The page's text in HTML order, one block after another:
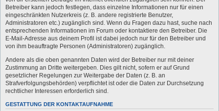
Betreiber kann jedoch festlegen, dass einzelne Informationen nur für einen
eingeschränkten Nutzerkreis (z. B. andere registrierte Benutzer,
Administratoren etc.) zugänglich sind. Wenn du Fragen dazu hast, suche nach
entsprechenden Informationen im Forum oder kontaktiere den Betreiber. Die
E-Mail-Adresse aus deinem Profil ist dabei jedoch nur für den Betreiber und
von ihm beauftragte Personen (Administratoren) zugänglich.
Andere als die oben genannten Daten wird der Betreiber nur mit deiner
Zustimmung an Dritte weitergeben. Dies gilt nicht, sofern er auf Grund
gesetzlicher Regelungen zur Weitergabe der Daten (z. B. an
Strafverfolgungsbehörden) verpflichtet ist oder die Daten zur Durchsetzung
rechtlicher Interessen erforderlich sind.
GESTATTUNG DER KONTAKTAUFNAHME